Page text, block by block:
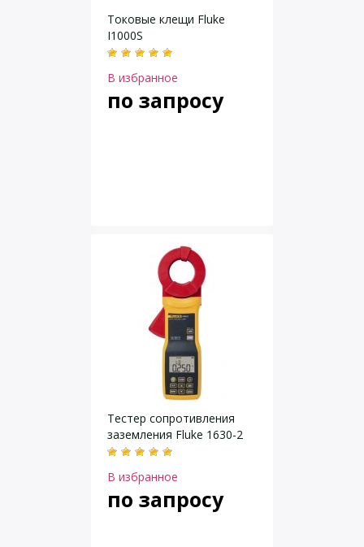
Токовые клещи Fluke
I1000S
В избранное
по запросу
Тестер сопротивления
заземления Fluke 1630-2
В избранное
по запросу